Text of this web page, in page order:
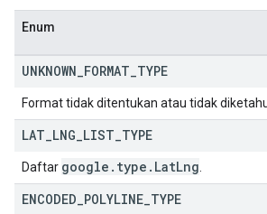
Enum
UNKNOWN FORMAT TYPE
Format tidak ditentukan atau tidak
LAT LNG LIST TYPE
Daftar google . type . LatLng
ENCODED POLYLINE TYPE